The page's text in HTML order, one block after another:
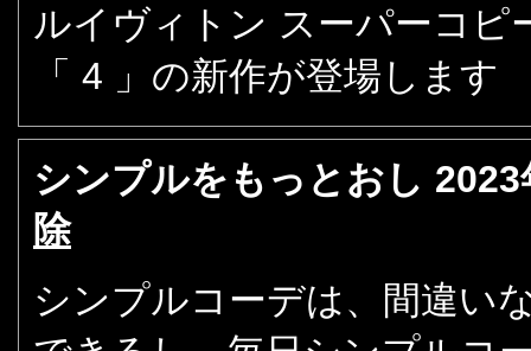
ルイヴィトン スーパーコ
「 4 」の新作が登場します
シンプルをもっとおし
除
シンプルコーデは、間違い